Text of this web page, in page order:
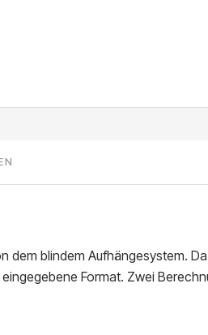
blindem Aufhängesystem.
Format. Zwei